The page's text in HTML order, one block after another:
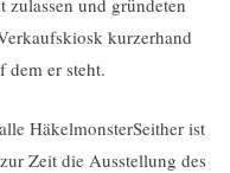
und gründeten
kurzerhand
dem er steht.
Seither ist
Zeit die Ausstellung des